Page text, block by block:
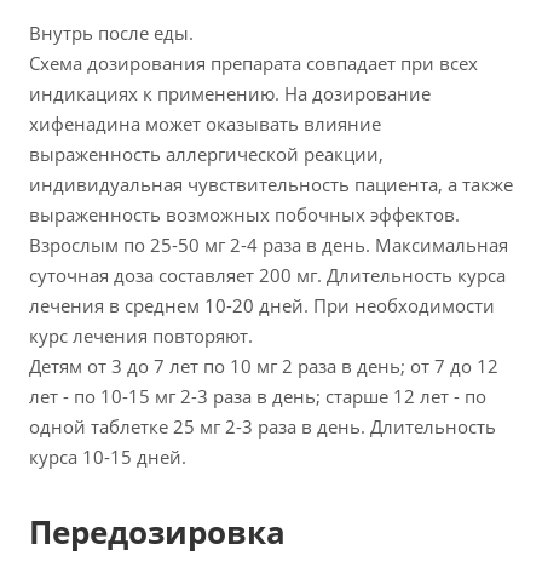
Внутрь после еды.
Схема дозирования препарата совпадает при всех
индикациях к применению. На дозирование
хифенадина может оказывать влияние
выраженность аллергической реакции,
индивидуальная чувствительность пациента, а также
выраженность возможных побочных эффектов.
Взрослым по 25-50 мг 2-4 раза в день. Максимальная
суточная доза составляет 200 мг. Длительность курса
лечения в среднем 10-20 дней. При необходимости
курс лечения повторяют.
Детям от 3 до 7 лет по 10 мг 2 раза в день; от 7 до 12
лет - по 10-15 мг 2-3 раза в день; старше 12 лет - по
одной таблетке 25 мг 2-3 раза в день. Длительность
курса 10-15 дней.
Передозировка